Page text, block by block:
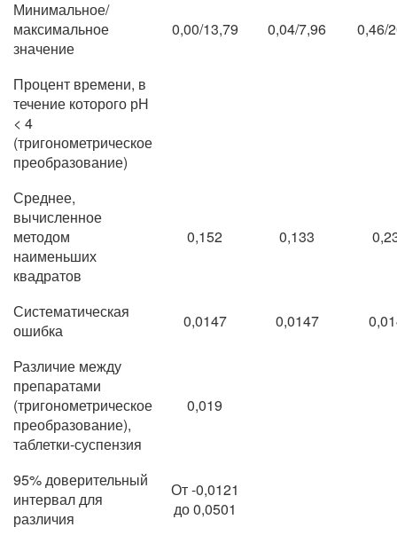
Минимальное/
максимальное
значение
0,00/13,79 0,04/7,96 0,46/
Процент времени, в
течение которого рН
< 4
(тригонометрическое
преобразование)
Среднее,
вычисленное
методом
наименьших
квадратов
0,152 0,133
Систематическая
ошибка
0,0147 0,0147
Различие между
препаратами
(тригонометрическое
преобразование),
таблетки-суспензия
0,019
95% доверительный
интервал для
различия
От -0,0121
до 0,0501